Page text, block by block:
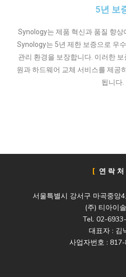
5년 보
Synology는 제품 혁신과 품질 향
Synology는 5년 제한 보증으로 우
관리 환경을 보장합니다. 이러한
원과 하드웨어 교체 서비스를 제공
됩니다.
연락처
서울특별시 강서구 마곡중앙
(주) 티아이
Tel. 02-
대표자 : 김
사업자번호 :